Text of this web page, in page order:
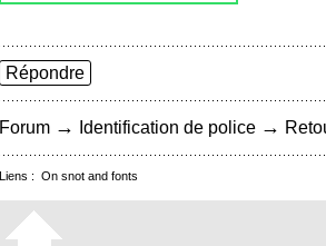
Répondre
Forum → Identification de police →
Liens : On snot and fonts